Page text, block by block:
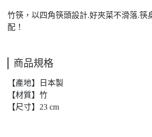
竹筷，以四角筷頭設計.好夾菜不滑落.筷
配！
商品規格
【產地】日本製
【材質】竹
【尺寸】23 cm